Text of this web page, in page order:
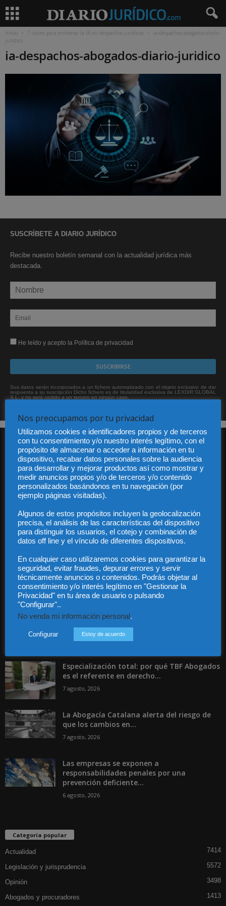
Inicio 7 claves para entrenar la IA en despachos jurídicos
ia-despachos-abogados-diario-
juridico
ia-despachos-abogados-diario-juridico
SUSCRÍBETE A DIARIO JURÍDICO
Recibe nuestro boletín semanal con la actualidad jurídica más
destacada.
He leído y acepto la Política de privacidad
Sus datos serán incorporados a un fichero automatizado con el objeto exclusivo de dar
respuesta a su suscripción Dicho fichero es de titularidad exclusiva de LEXDIR GLOBAL
S.L. y no será cedido a un tercero en ningún caso.
Audiencia y Publicidad
Legal
Privacidad
Contacto
Contáctanos:info@diariojuridico.com
Especialización total: por qué TBF Abogados
es el referente en derecho...
7 agosto, 2026
La Abogacía Catalana alerta del riesgo de
que los cambios en...
7 agosto, 2026
Las empresas se exponen a
responsabilidades penales por una
prevención deficiente...
6 agosto, 2026
Categoría popular
Actualidad 7414
Legislación y jurisprudencia 5572
Opinión 3498
Abogados y procuradores 1413
Nos preocupamos por tu privacidad
Utilizamos cookies e identificadores propios y de terceros
con tu consentimiento y/o nuestro interés legítimo, con el
propósito de almacenar o acceder a información en tu
dispositivo, recabar datos personales sobre la audiencia
para desarrollar y mejorar productos así como mostrar y
medir anuncios propios y/o de terceros y/o contenido
personalizados basándonos en tu navegación (por
ejemplo páginas visitadas).
Algunos de estos propósitos incluyen la geolocalización
precisa, el análisis de las características del dispositivo
para distinguir los usuarios, el cotejo y combinación de
datos off line y el vínculo de diferentes dispositivos.
En cualquier caso utilizaremos cookies para garantizar la
seguridad, evitar fraudes, depurar errores y servir
técnicamente anuncios o contenidos. Podrás objetar al
consentimiento y/o interés legítimo en "Gestionar la
Privacidad" en tu área de usuario o pulsando
"Configurar"..
No venda mi información personal .
Configurar Estoy de acuerdo